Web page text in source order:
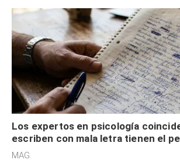
Los expertos en psicología
escriben con mala letra tienen el
acelerado y no lo hacen por
MAG.